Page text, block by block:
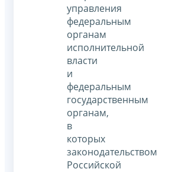
управления
федеральным
органам
исполнительной
власти
и
федеральным
государственным
органам,
в
которых
законодательством
Российской